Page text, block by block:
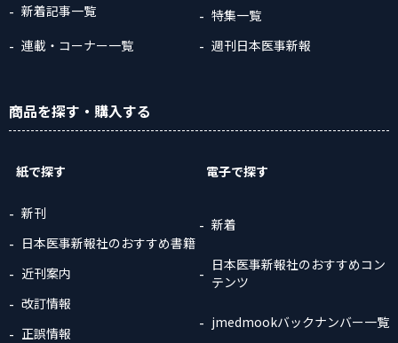
新着記事一覧
特集一覧
連載・コーナー一覧
週刊日本医事新報
商品を探す ・購入する
紙で探す
新刊
日本医事新報社のおすすめ書籍
近刊案内
改訂情報
正誤情報
電子で探す
新着
日本医事新報社のおすすめコン
テンツ
jmedmookバックナンバー一覧